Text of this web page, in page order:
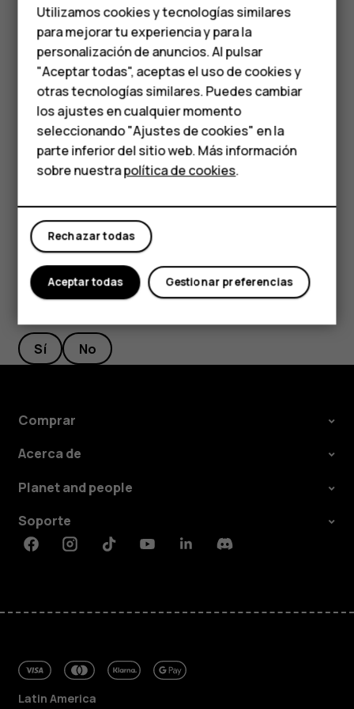
media
Teléfonos para
personas mayores
HMD Terra M
Comprar
Mi cuenta
momento? Para silenciar una llamada entrante,
presione la tecla de volumen hacia abajo. También
puede configurar el teléfono para silenciar el tono al
descolgar: presioneConfiguración>Sistema>
Gestos>Volumen silenciado al levantarloy active
esta opción.
Si quiere poder rechazar una llamada simplemente
dando vuelta el teléfono, presioneConfiguración
Sistema>Gestos>Dar vuelta para rechazar
Sí No
Comprar
Acerca de
Planet and people
Soporte
FacebookInstagramTiktokYoutubeLinkedinDiscord
Latin America
Utilizamos cookies y tecnologías similares
para mejorar tu experiencia y para la
personalización de anuncios. Al pulsar
"Aceptar todas", aceptas el uso de cookies y
otras tecnologías similares. Puedes cambiar
los ajustes en cualquier momento
seleccionando "Ajustes de cookies" en la
parte inferior del sitio web. Más información
sobre nuestrapolítica de cookies.
Rechazar todas
Gestionar preferencias
Aceptar todas